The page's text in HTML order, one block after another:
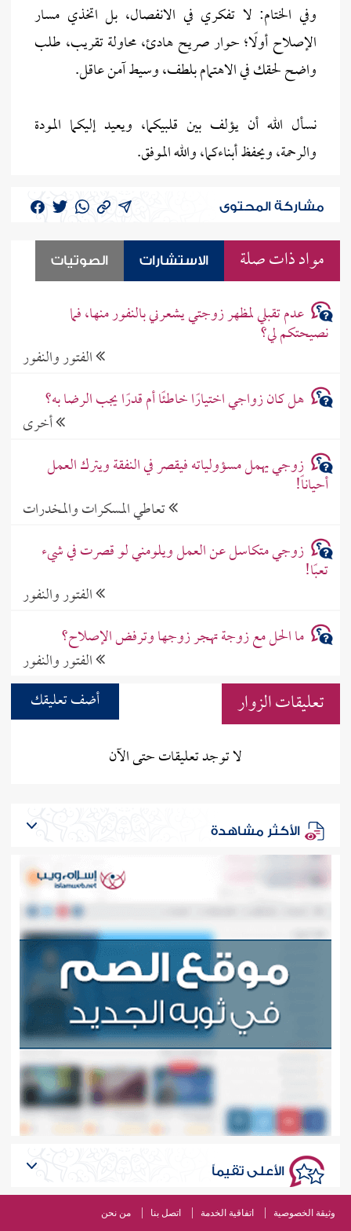
وفي الختام: لا تفكري في الانفصال، بل اتخذي مسار
الإصلاح أولًا؛ حوار صريح هادئ، محاولة تقريب، طلب
واضح لحقك في الاهتمام بلطف، وسيط آمن عاقل.
نسأل الله أن يؤلف بين قلبيكما، ويعيد إليكما المودة
والرحمة، ويحفظ أبناءكما، والله الموفق.
مشاركة المحتوى
مواد ذات صلة الاستشارات الصوتيات
عدم تقبلي لمظهر زوجتي يشعرني بالنفور منها، فما
نصيحتكم لي؟
الفتور والنفور
هل كان زواجي اختيارًا خاطئًا أم قدرًا يجب الرضا به؟
أخرى
زوجي يهمل مسؤولياته فيقصر في النفقة ويترك العمل
أحياناً!
تعاطي المسكرات والمخدرات
زوجي متكاسل عن العمل ويلومني لو قصرت في شيء
تعبًا!
الفتور والنفور
ما الحل مع زوجة تهجر زوجها وترفض الإصلاح؟
الفتور والنفور
تعليقات الزوار
أضف تعليقك
لا توجد تعليقات حتى الآن
الأكثر مشاهدة
الأعلى تقيماً
وثيقة الخصوصية اتفاقية الخدمة اتصل بنا من نحن